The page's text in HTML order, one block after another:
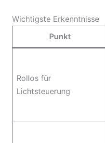
Wichtigste Erkenntnisse
Punkt
Rollos für
Lichtsteuerung